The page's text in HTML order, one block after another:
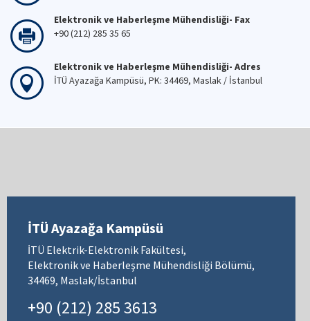
Elektronik ve Haberleşme Mühendisliği- Fax
+90 (212) 285 35 65
Elektronik ve Haberleşme Mühendisliği- Adres
İTÜ Ayazağa Kampüsü, PK: 34469, Maslak / İstanbul
İTÜ Ayazağa Kampüsü
İTÜ Elektrik-Elektronik Fakültesi,
Elektronik ve Haberleşme Mühendisliği Bölümü,
34469, Maslak/İstanbul
+90 (212) 285 3613